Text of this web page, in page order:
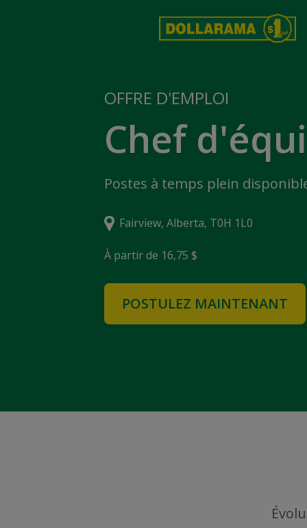
OFFRE D'EMPLOI
Chef
Postes à temps plein
Fairview, Alberta, T0H 1L0
À partir de 16,75 $
POSTULEZ MAINTENANT